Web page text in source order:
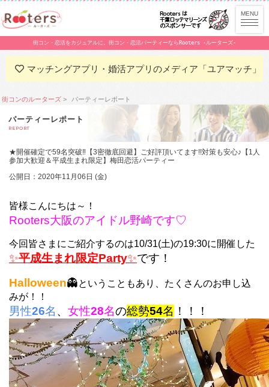
街コン・恋活をカジュアルに。街コン・恋活パーティーならRooters -ルーターズ-
マッチングアプリ・婚活アプリのメディア「ユアマッチ」
街コンのルーターズ パーティーレポート
パーティーレポート
REPORT
★開催確定で59名突破‼【3密徹底回避】ご好評頂いてます!!対策も安心♪【1人
参加大歓迎＆平成生まれ限定】梅田恋活パーティー
公開日：2020年11月06日 (金)
皆様こんにちは～！
Rooters大阪のアイドル野崎です♡
今回皆さまにご紹介するのは10/31(土)の19:30に開催した
✨平成生まれ限定Party✨です！
Halloween👻ということもあり、たくさんのお申し込
みが！！
男性26名 、 女性28名の総勢54名 ！！！